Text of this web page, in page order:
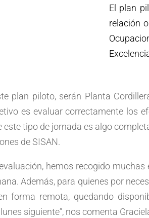
El plan
relación
plan piloto, serán Planta
es evaluar correctamente
tipo de jornada es algo
de SISAN.
hemos recogido
Además, para quienes por
forma remota, quedando
siguiente”, nos comenta